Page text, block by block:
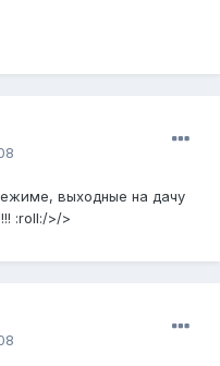
выходные на дачу
:roll:/>/>